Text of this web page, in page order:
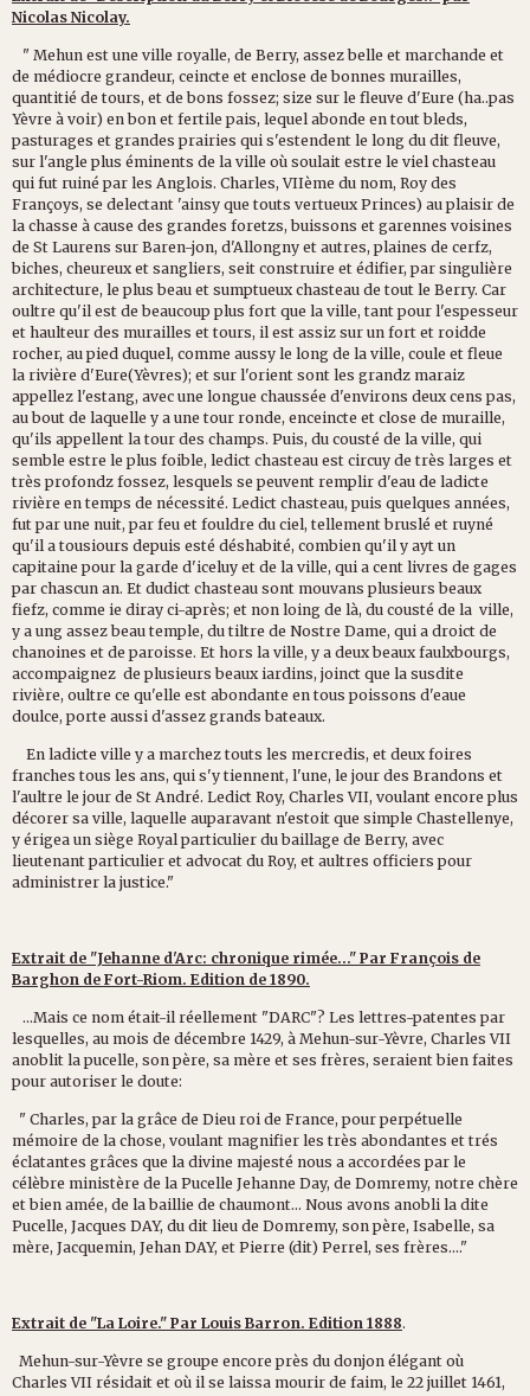
Nicolas Nicolay.
" Mehun est une ville royalle, de Berry, assez belle et marchande et
de médiocre grandeur, ceincte et enclose de bonnes murailles,
quantitié de tours, et de bons fossez; size sur le fleuve d'Eure (ha..pas
Yèvre à voir) en bon et fertile pais, lequel abonde en tout bleds,
pasturages et grandes prairies qui s'estendent le long du dit fleuve,
sur l'angle plus éminents de la ville où soulait estre le viel chasteau
qui fut ruiné par les Anglois. Charles, VIIème du nom, Roy des
Françoys, se delectant 'ainsy que touts vertueux Princes) au plaisir de
la chasse à cause des grandes foretzs, buissons et garennes voisines
de St Laurens sur Baren-jon, d'Allongny et autres, plaines de cerfz,
biches, cheureux et sangliers, seit construire et édifier, par singulière
architecture, le plus beau et sumptueux chasteau de tout le Berry. Car
oultre qu'il est de beaucoup plus fort que la ville, tant pour l'espesseur
et haulteur des murailles et tours, il est assiz sur un fort et roidde
rocher, au pied duquel, comme aussy le long de la ville, coule et fleue
la rivière d'Eure(Yèvres); et sur l'orient sont les grandz maraiz
appellez l'estang, avec une longue chaussée d'environs deux cens pas,
au bout de laquelle y a une tour ronde, enceincte et close de muraille,
qu'ils appellent la tour des champs. Puis, du cousté de la ville, qui
semble estre le plus foible, ledict chasteau est circuy de très larges et
très profondz fossez, lesquels se peuvent remplir d'eau de ladicte
rivière en temps de nécessité. Ledict chasteau, puis quelques années,
fut par une nuit, par feu et fouldre du ciel, tellement bruslé et ruyné
qu'il a tousiours depuis esté déshabité, combien qu'il y ayt un
capitaine pour la garde d'iceluy et de la ville, qui a cent livres de gages
par chascun an. Et dudict chasteau sont mouvans plusieurs beaux
fiefz, comme ie diray ci-après; et non loing de là, du cousté de la ville,
y a ung assez beau temple, du tiltre de Nostre Dame, qui a droict de
chanoines et de paroisse. Et hors la ville, y a deux beaux faulxbourgs,
accompaignez de plusieurs beaux iardins, joinct que la susdite
rivière, oultre ce qu'elle est abondante en tous poissons d'eaue
doulce, porte aussi d'assez grands bateaux.
En ladicte ville y a marchez touts les mercredis, et deux foires
franches tous les ans, qui s'y tiennent, l'une, le jour des Brandons et
l'aultre le jour de St André. Ledict Roy, Charles VII, voulant encore plus
décorer sa ville, laquelle auparavant n'estoit que simple Chastellenye,
y érigea un siège Royal particulier du baillage de Berry, avec
lieutenant particulier et advocat du Roy, et aultres officiers pour
administrer la justice."
Extrait de "Jehanne d'Arc: chronique rimée..." Par François de
Barghon de Fort-Riom. Edition de 1890.
...Mais ce nom était-il réellement "DARC"? Les lettres-patentes par
lesquelles, au mois de décembre 1429, à Mehun-sur-Yèvre, Charles VII
anoblit la pucelle, son père, sa mère et ses frères, seraient bien faites
pour autoriser le doute:
" Charles, par la grâce de Dieu roi de France, pour perpétuelle
mémoire de la chose, voulant magnifier les très abondantes et trés
éclatantes grâces que la divine majesté nous a accordées par le
célèbre ministère de la Pucelle Jehanne Day, de Domremy, notre chère
et bien amée, de la baillie de chaumont... Nous avons anobli la dite
Pucelle, Jacques DAY, du dit lieu de Domremy, son père, Isabelle, sa
mère, Jacquemin, Jehan DAY, et Pierre (dit) Perrel, ses frères...."
Extrait de "La Loire." Par Louis Barron. Edition 1888.
Mehun-sur-Yèvre se groupe encore près du donjon élégant où
Charles VII résidait et où il se laissa mourir de faim, le 22 juillet 1461,